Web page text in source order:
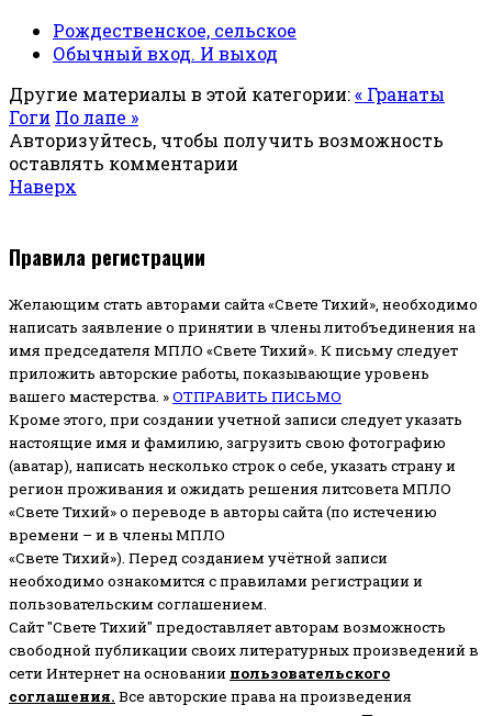
Рождественское, сельское
Обычный вход. И выход
Другие материалы в этой категории:« Гранаты
Гоги По лапе »
Авторизуйтесь, чтобы получить возможность
оставлять комментарии
Наверх
Правила регистрации
Желающим стать авторами сайта «Свете Тихий», необходимо
написать заявление о принятии в члены литобъединения на
имя председателя МПЛО «Свете Тихий». К письму следует
приложить авторские работы, показывающие уровень
вашего мастерства. »ОТПРАВИТЬ ПИСЬМО
Кроме этого, при создании учетной записи следует указать
настоящие имя и фамилию, загрузить свою фотографию
(аватар), написать несколько строк о себе, указать страну и
регион проживания и ожидать решения литсовета МПЛО
«Свете Тихий» о переводе в авторы сайта (по истечению
времени – и в члены МПЛО
«Свете Тихий»). Перед созданием учётной записи
необходимо ознакомится с правилами регистрации и
пользовательским соглашением.
Сайт "Свете Тихий" предоставляет авторам возможность
свободной публикации своих литературных произведений в
сети Интернет на основании пользовательского
соглашения. Все авторские права на произведения